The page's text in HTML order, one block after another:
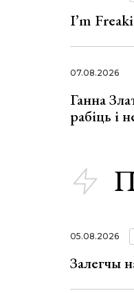
I’m
07.08.2026
Ганна
рабіць і
05.08.2026
Залегчы